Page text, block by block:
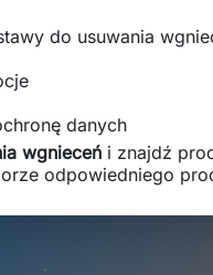
do usuwania
danych
wgnieceń i znajdź
odpowiedniego